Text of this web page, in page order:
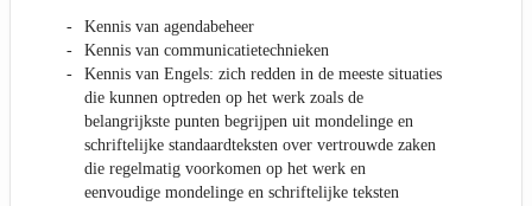
Kennis van agendabeheer
Kennis van communicatietechnieken
Kennis van Engels: zich redden in de meeste situaties
die kunnen optreden op het werk zoals de
belangrijkste punten begrijpen uit mondelinge en
schriftelijke standaardteksten over vertrouwde zaken
die regelmatig voorkomen op het werk en
eenvoudige mondelinge en schriftelijke teksten